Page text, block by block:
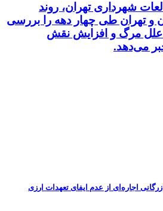
شهرداری تهران، روند
و تهران طی چهار دهه را بررسی
علل مرگ و افزایش نقش
می‌دهد.
بازرگانی اجاره‌ای از عدم ایفای تعهدات ارزی